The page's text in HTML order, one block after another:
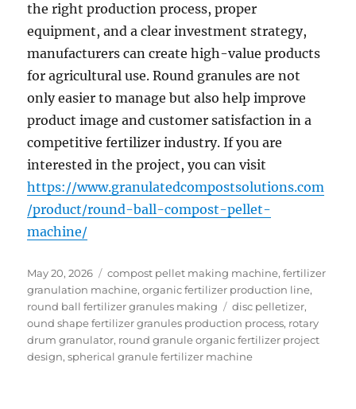
the right production process, proper
equipment, and a clear investment strategy,
manufacturers can create high-value products
for agricultural use. Round granules are not
only easier to manage but also help improve
product image and customer satisfaction in a
competitive fertilizer industry. If you are
interested in the project, you can visit
https://www.granulatedcompostsolutions.com
/product/round-ball-compost-pellet-
machine/
Posted
on
May 20, 2026 Categories
compost pellet making machine,fertilizer
granulation machine,organic fertilizer production line,
round ball fertilizer granules making
Tags
disc pelletizer,
ound shape fertilizer granules production process, rotary
drum granulator, round granule organic fertilizer project
design,spherical granule fertilizer machine